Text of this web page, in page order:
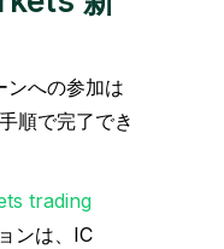
への参加は
順で完了でき
trading
ンは、IC